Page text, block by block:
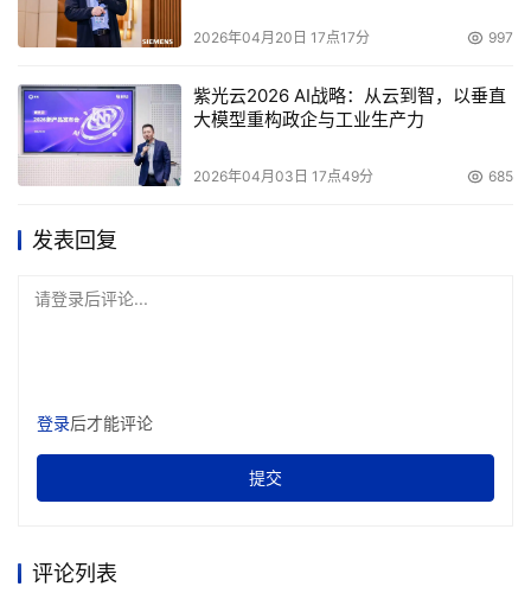
2026年04月20日 17点17分 997
紫光云2026 AI战略：从云到智，以垂直
大模型重构政企与工业生产力
2026年04月03日 17点49分 685
发表回复
请登录后评论...
登录后才能评论
提交
评论列表